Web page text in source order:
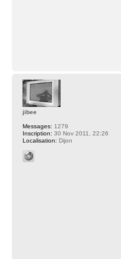
jibee
Messages: 1279
Inscription: 30 Nov 2011, 22:26
Localisation: Dijon